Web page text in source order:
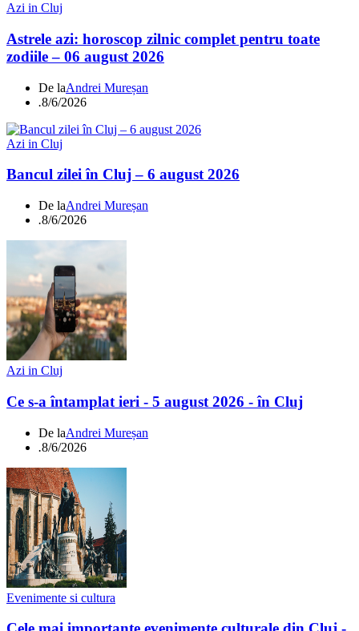
Azi in Cluj
Astrele azi: horoscop zilnic complet pentru toate
zodiile – 06 august 2026
De laAndrei Mureșan
.8/6/2026
Azi in Cluj
Bancul zilei în Cluj – 6 august 2026
De laAndrei Mureșan
.8/6/2026
Azi in Cluj
Ce s-a întamplat ieri - 5 august 2026 - în Cluj
De laAndrei Mureșan
.8/6/2026
Evenimente si cultura